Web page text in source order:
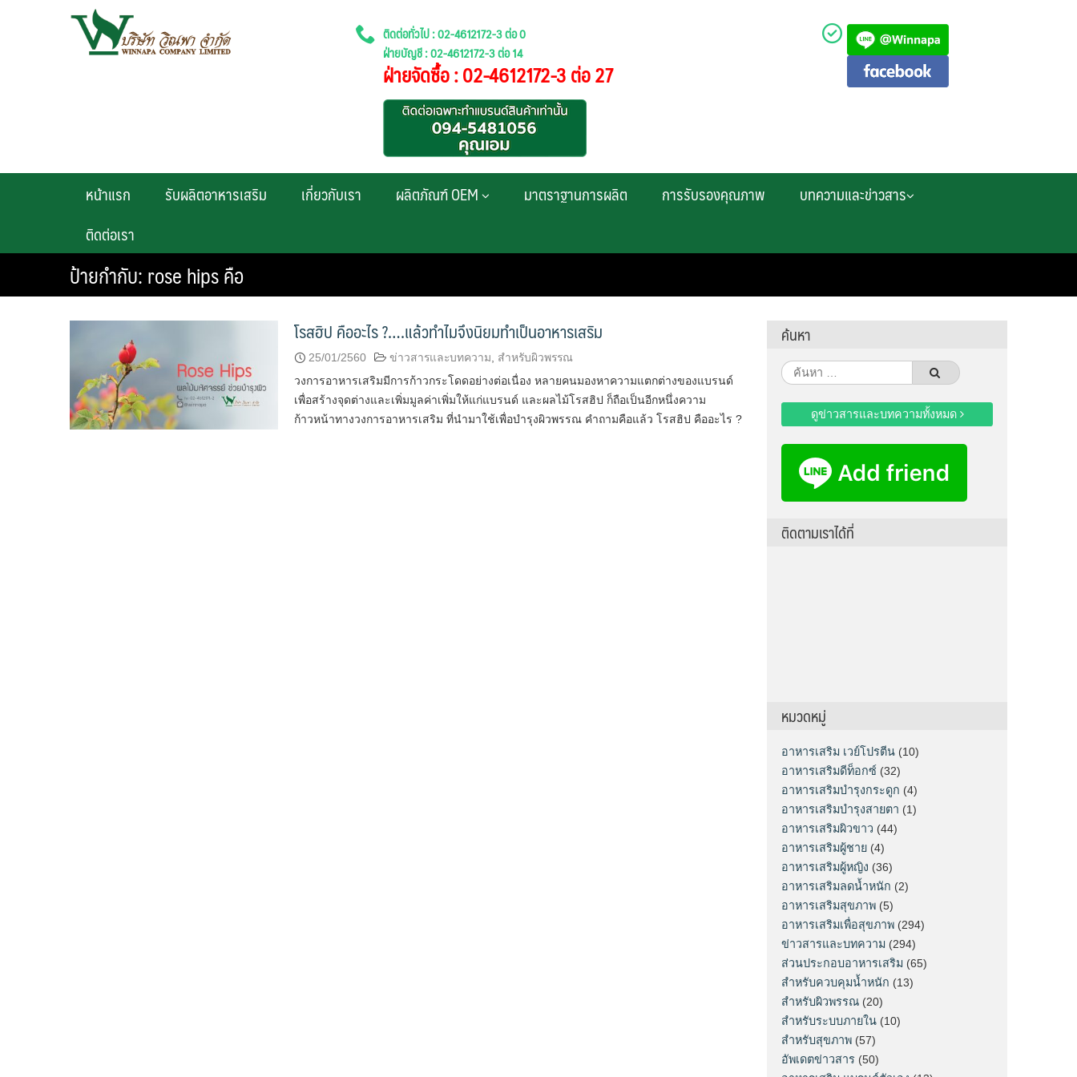
ติดต่อทั่วไป : 02-4612172-3 ต่อ 0
ฝ่ายบัญชี : 02-4612172-3 ต่อ 14
ฝ่ายจัดซื้อ : 02-4612172-3 ต่อ 27
หน้าแรก รับผลิตอาหารเสริม เกี่ยวกับเรา ผลิตภัณฑ์ OEM มาตราฐานการผลิต การรับรองคุณภาพ
บทความและข่าวสาร
ติดต่อเรา
ป้ายกำกับ:rose hips คือ
โรสฮิป คืออะไร ?….แล้วทำไมจึงนิยมทำเป็นอาหารเสริม
25/01/2560 ข่าวสารและบทความ
สำหรับผิวพรรณ
วงการอาหารเสริมมีการก้าวกระโดดอย่างต่อเนื่อง หลายคนมองหาความแตกต่างของแบรนด์
เพื่อสร้างจุดต่างและเพิ่มมูลค่าเพิ่มให้แก่แบรนด์ และผลไม้โรสฮิป ก็ถือเป็นอีกหนึ่งความ
ก้าวหน้าทางวงการอาหารเสริม ที่นำมาใช้เพื่อบำรุงผิวพรรณ คำถามคือแล้ว โรสฮิป คืออะไร ?
ค้นหา
ค้นหา
สำหรับ:
ดูข่าวสารและบทความทั้งหมด
ติดตามเราได้ที่
หมวดหมู่
อาหารเสริม เวย์โปรตีน (10)
อาหารเสริมดีท็อกซ์ (32)
อาหารเสริมบำรุงกระดูก (4)
อาหารเสริมบำรุงสายตา (1)
อาหารเสริมผิวขาว (44)
อาหารเสริมผู้ชาย (4)
อาหารเสริมผู้หญิง (36)
อาหารเสริมลดน้ำหนัก (2)
อาหารเสริมสุขภาพ (5)
อาหารเสริมเพื่อสุขภาพ (294)
ข่าวสารและบทความ (294)
ส่วนประกอบอาหารเสริม (65)
สำหรับควบคุมน้ำหนัก (13)
สำหรับผิวพรรณ (20)
สำหรับระบบภายใน (10)
สำหรับสุขภาพ (57)
อัพเดตข่าวสาร (50)